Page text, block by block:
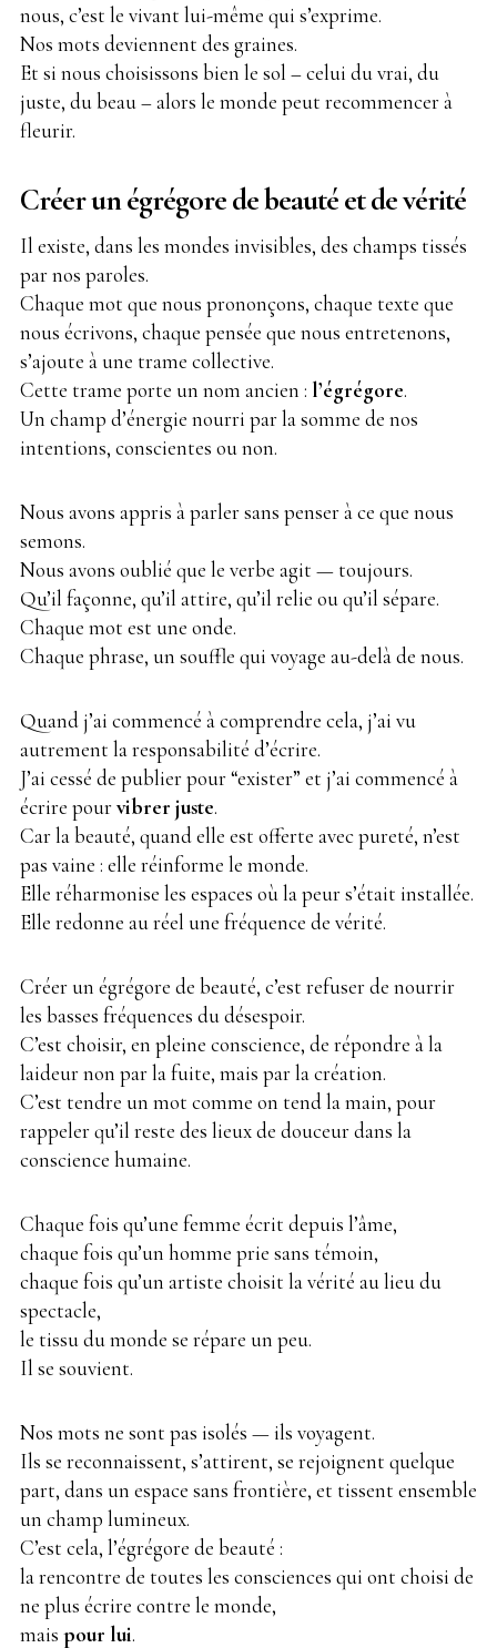
nous, c’est le vivant lui-même qui s’exprime.
Nos mots deviennent des graines.
Et si nous choisissons bien le sol – celui du vrai, du
juste, du beau – alors le monde peut recommencer à
fleurir.
Créer un égrégore de beauté et de vérité
Il existe, dans les mondes invisibles, des champs tissés
par nos paroles.
Chaque mot que nous prononçons, chaque texte que
nous écrivons, chaque pensée que nous entretenons,
s’ajoute à une trame collective.
Cette trame porte un nom ancien : l’égrégore.
Un champ d’énergie nourri par la somme de nos
intentions, conscientes ou non.
Nous avons appris à parler sans penser à ce que nous
semons.
Nous avons oublié que le verbe agit — toujours.
Qu’il façonne, qu’il attire, qu’il relie ou qu’il sépare.
Chaque mot est une onde.
Chaque phrase, un souffle qui voyage au-delà de nous.
Quand j’ai commencé à comprendre cela, j’ai vu
autrement la responsabilité d’écrire.
J’ai cessé de publier pour “exister” et j’ai commencé à
écrire pourvibrer juste.
Car la beauté, quand elle est offerte avec pureté, n’est
pas vaine : elle réinforme le monde.
Elle réharmonise les espaces où la peur s’était installée.
Elle redonne au réel une fréquence de vérité.
Créer un égrégore de beauté, c’est refuser de nourrir
les basses fréquences du désespoir.
C’est choisir, en pleine conscience, de répondre à la
laideur non par la fuite, mais par la création.
C’est tendre un mot comme on tend la main, pour
rappeler qu’il reste des lieux de douceur dans la
conscience humaine.
Chaque fois qu’une femme écrit depuis l’âme,
chaque fois qu’un homme prie sans témoin,
chaque fois qu’un artiste choisit la vérité au lieu du
spectacle,
le tissu du monde se répare un peu.
Il se souvient.
Nos mots ne sont pas isolés — ils voyagent.
Ils se reconnaissent, s’attirent, se rejoignent quelque
part, dans un espace sans frontière, et tissent ensemble
un champ lumineux.
C’est cela, l’égrégore de beauté :
la rencontre de toutes les consciences qui ont choisi de
ne plus écrire contre le monde,
mais pour lui.